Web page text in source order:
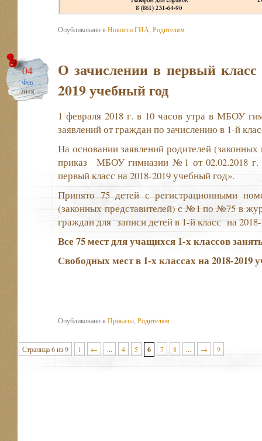
Опубликовано вНовости ГИА Родителям
04
Фев
2018
О зачислении в первый класс
2019 учебный год
1 февраля 2018 г. в 10 часов утра в МБОУ
заявлений от граждан по зачислению в 1-й
На основании заявлений родителей (законных
приказ МБОУ гимназии №1 от 02.02.2018 г.
первый класс на 2018-2019 учебный год».
Принято 75 детей с регистрационными
(законных представителей) с №1 по №75 в
граждан для записи детей в 1-й класс на
Все 75 мест для учащихся 1-х классов
Свободных меств 1-х классах на 2018-2019
Опубликовано вПриказы Родителям
Страница 6 из 9 1 ← ... 4 5 6 7 8 ... → 9